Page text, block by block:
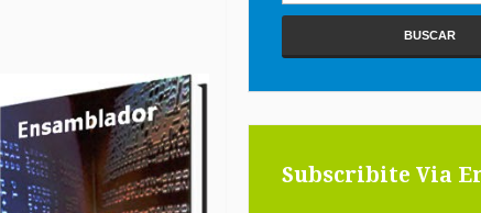
Subscribite Via